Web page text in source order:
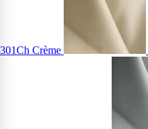
301Ch Crème